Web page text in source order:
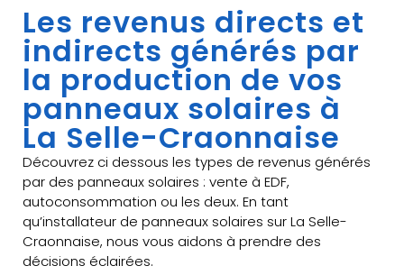
Les revenus directs et
indirects générés par
la production de vos
panneaux solaires à
La Selle-Craonnaise
Découvrez ci dessous les types de revenus générés
par des panneaux solaires : vente à EDF,
autoconsommation ou les deux. En tant
qu’installateur de panneaux solaires sur La Selle-
Craonnaise, nous vous aidons à prendre des
décisions éclairées.